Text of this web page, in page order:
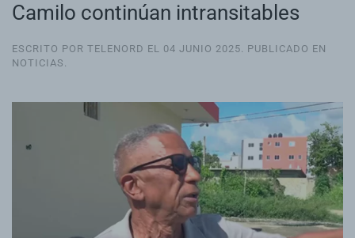
Camilo continúan intransitables
ESCRITO POR TELENORD EL 04 JUNIO 2025. PUBLICADO EN
NOTICIAS .